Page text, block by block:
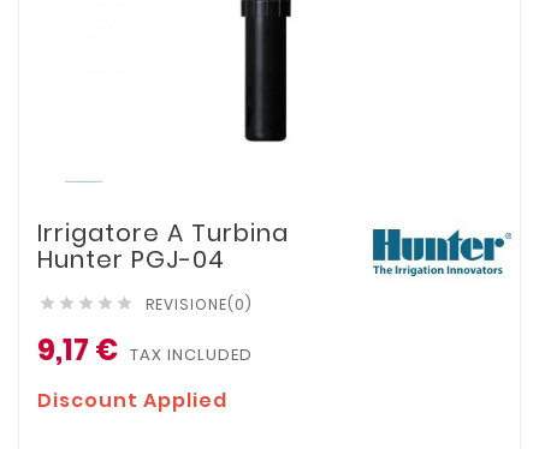
Irrigatore A Turbina
Hunter PGJ-04
     REVISIONE(0)
9,17 € TAX INCLUDED
Discount Applied